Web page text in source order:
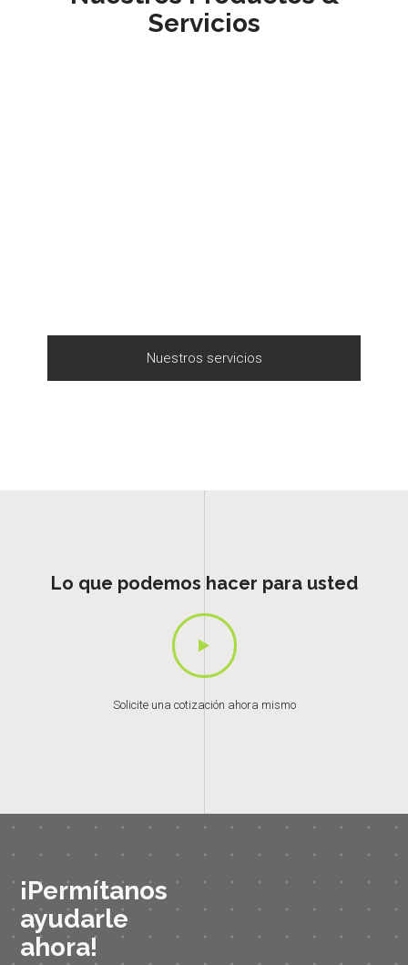
Servicios
Nuestros servicios
Lo que podemos hacer para usted
Solicite una cotización ahora mismo
¡Permítanos
ayudarle
ahora!